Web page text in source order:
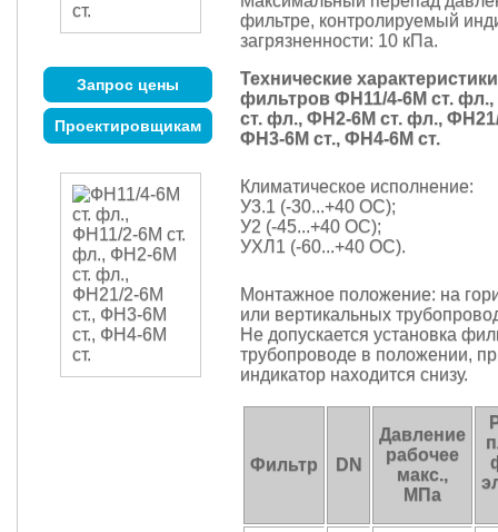
Запрос цены
Проектировщикам
фильтре, контролируемый
загрязненности: 10 кПа.
Технические характеристики
фильтров ФН11/4-6М ст.
ст. фл., ФН2-6М ст. фл.,
ФН3-6М ст., ФН4-6М ст.
Климатическое исполнение:
У3.1 (-30...+40 ОС);
У2 (-45...+40 ОС);
УХЛ1 (-60...+40 ОС).
Монтажное положение: на
или вертикальных
Не допускается установка
трубопроводе в положении,
индикатор находится снизу.
Фильтр DN
Давление
рабочее
макс.,
МПа